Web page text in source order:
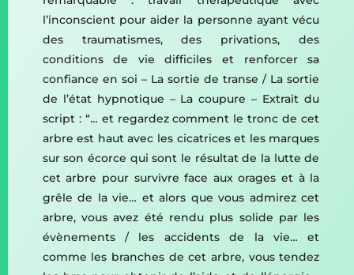
l’inconscient pour aider la personne ayant vécu
des traumatismes, des privations, des
conditions de vie difficiles et renforcer sa
confiance en soi – La sortie de transe / La sortie
de l’état hypnotique – La coupure – Extrait du
script : “… et regardez comment le tronc de cet
arbre est haut avec les cicatrices et les marques
sur son écorce qui sont le résultat de la lutte de
cet arbre pour survivre face aux orages et à la
grêle de la vie… et alors que vous admirez cet
arbre, vous avez été rendu plus solide par les
évènements / les accidents de la vie… et
comme les branches de cet arbre, vous tendez